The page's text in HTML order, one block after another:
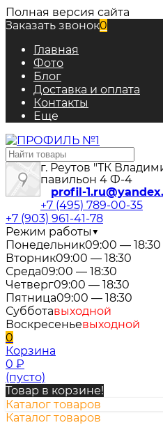
Полная версия сайта
Заказать звонок0
Главная
Фото
Блог
Доставка и оплата
Контакты
Еще
г. Реутов "ТК
павильон 4 Ф-4
profil-
+7 (495) 789-00-35
+7 (903) 961-41-78
Режим работы▼
Понедельник09:00 — 18:30
Вторник09:00 — 18:30
Среда09:00 — 18:30
Четверг09:00 — 18:30
Пятница09:00 — 18:30
Субботавыходной
Воскресеньевыходной
0
Корзина
0 ₽
(пусто)
Товар в корзине!
Каталог товаров
Каталог товаров